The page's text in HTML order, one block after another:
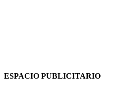
ESPACIO PUBLICITARIO